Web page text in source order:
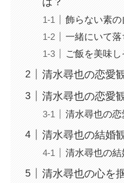
飾らない素の
一緒にいて落
ご飯を美味
清水尋也の恋愛
清水尋也の恋愛
清水尋也の恋
清水尋也の結婚
清水尋也の結
清水尋也の心を